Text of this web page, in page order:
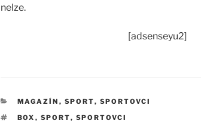
nelze.
[adsenseyu2]
RUBRIKY
MAGAZÍN , SPORT, SPORTOVCI
ŠTÍTKY
BOX , SPORT, SPORTOVCI